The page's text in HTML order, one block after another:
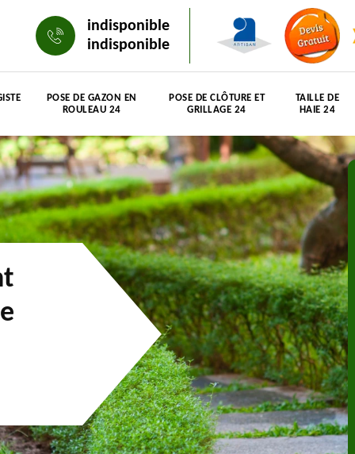
indisponible
indisponible
POSE DE GAZON EN
ROULEAU 24
POSE DE CLÔTURE ET
GRILLAGE 24
TAILLE DE
HAIE 24